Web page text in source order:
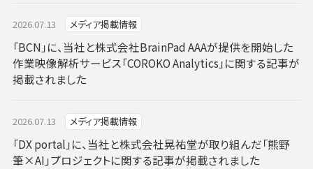
2026.07.13 メディア掲載情報
「BCN」に、当社と株式会社BrainPad AAAが提供を開始した
作業映像解析サービス「COROKO Analytics」に関する記事が
掲載されました
2026.07.13 メディア掲載情報
「DX portal」に、当社と株式会社晃祐堂が取り組んだ「熊野
筆×AI」プロジェクトに関する記事が掲載されました